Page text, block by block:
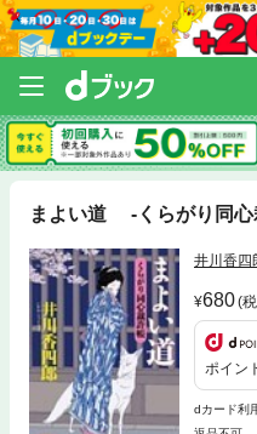
まよい道 ‐くらがり同心
井川香四
680(
ポイン
dカード利